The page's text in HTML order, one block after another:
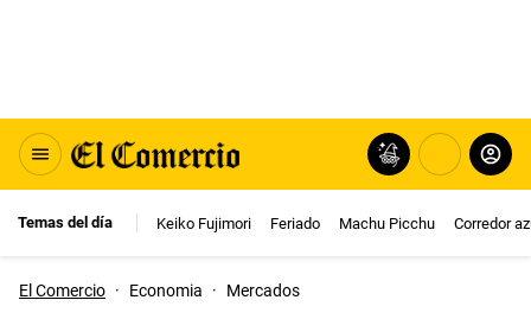
Temas del día Keiko Fujimori Feriado Machu Picchu Corredor
El Comercio · Economia · Mercados